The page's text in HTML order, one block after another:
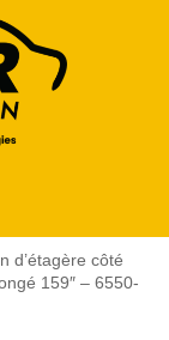
d’étagère côté
159″ – 6550-